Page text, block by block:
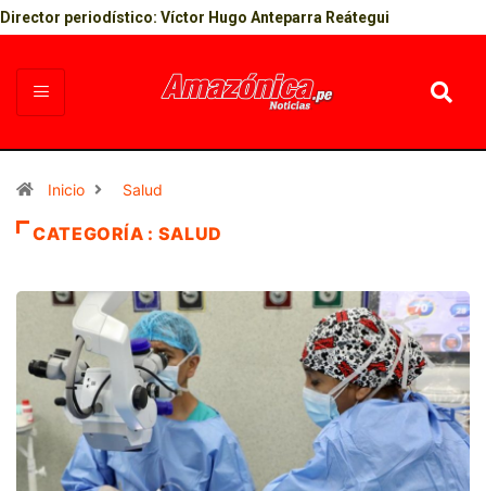
Director periodístico: Víctor Hugo Anteparra Reátegui
Inicio Salud
CATEGORÍA : SALUD